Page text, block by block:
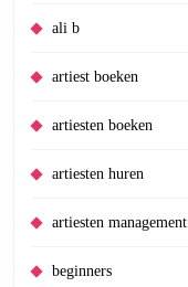
ali b
artiest boeken
artiesten boeken
artiesten huren
artiesten management
beginners